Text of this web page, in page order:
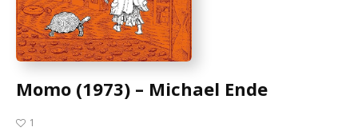
Momo (1973) – Michael Ende
1